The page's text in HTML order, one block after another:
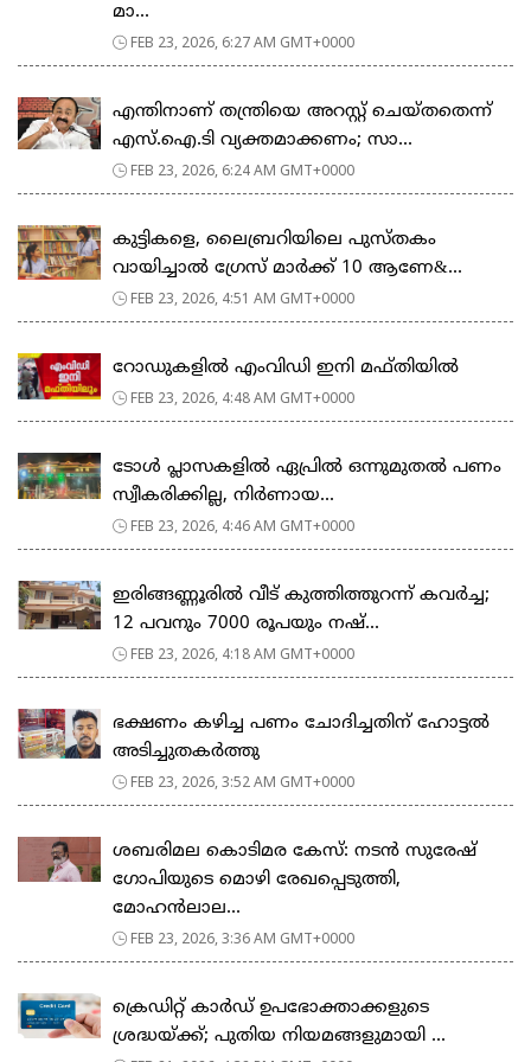
മാ...
FEB 23, 2026, 6:27 AM GMT+0000
എന്തിനാണ് തന്ത്രിയെ അറസ്റ്റ് ചെയ്തതെന്ന്
എസ്.ഐ.ടി വ്യക്തമാക്കണം; സാ...
FEB 23, 2026, 6:24 AM GMT+0000
കുട്ടികളെ, ലൈബ്രറിയിലെ പുസ്തകം
വായിച്ചാല്‍ ഗ്രേസ് മാര്‍ക്ക് 10 ആണേ&...
FEB 23, 2026, 4:51 AM GMT+0000
റോഡുകളില്‍ എംവിഡി ഇനി മഫ്തിയില്‍
FEB 23, 2026, 4:48 AM GMT+0000
ടോള്‍ പ്ലാസകളില്‍ ഏപ്രില്‍ ഒന്നുമുതല്‍ പണം
സ്വീകരിക്കില്ല, നിര്‍ണായ...
FEB 23, 2026, 4:46 AM GMT+0000
ഇരിങ്ങണ്ണൂരിൽ വീട് കുത്തിത്തുറന്ന് കവർച്ച;
12 പവനും 7000 രൂപയും നഷ്...
FEB 23, 2026, 4:18 AM GMT+0000
ഭക്ഷണം കഴിച്ച പണം ചോദിച്ചതിന് ഹോട്ടൽ
അടിച്ചുതകർത്തു
FEB 23, 2026, 3:52 AM GMT+0000
ശബരിമല കൊടിമര കേസ്: നടൻ സുരേഷ്
ഗോപിയുടെ മൊഴി രേഖപ്പെടുത്തി,
മോഹൻലാല...
FEB 23, 2026, 3:36 AM GMT+0000
ക്രെഡിറ്റ് കാർഡ് ഉപഭോക്താക്കളുടെ
ശ്രദ്ധയ്ക്ക്; പുതിയ നിയമങ്ങളുമായി ...